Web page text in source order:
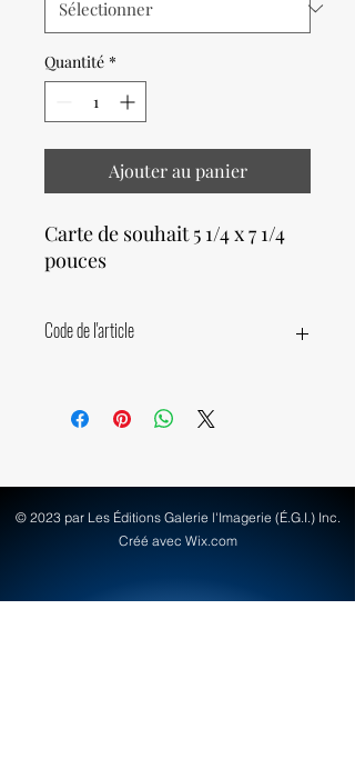
Quantité *
Ajouter au panier
Carte de souhait 5 1/4 x 7 1/4
pouces
Code de l'article
© 2023 par Les Éditions Galerie l'Imagerie (É.G.I.) Inc.
Créé avec Wix.com